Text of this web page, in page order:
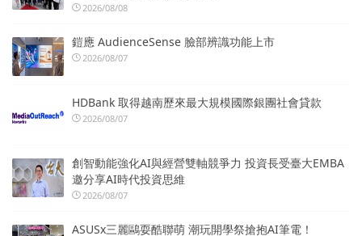
2026/08/08
鎧應 AudienceSense 臉部辨識功能上市
2026/08/07
HDBank 取得越南歷來最大規模國際銀團社會貸款
2026/08/07
創智動能強化AI與經營雙軸競爭力 投資長受臺大EMBA
邀分享AI時代投資思維
2026/08/07
ASUSx三麗鷗耍酷聯萌 潮玩開學祭搶抱AI筆電！